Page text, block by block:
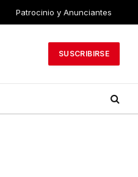
Patrocinio y Anunciantes
SUSCRIBIRSE